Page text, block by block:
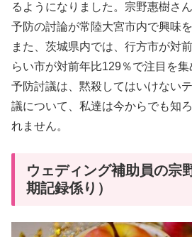
るようになりました。宗野惠樹さ
予防の討論が常陸大宮市内で興味
また、茨城県内では、行方市が対
らい市が対前年比129％で注目を
予防討議は、黙殺してはいけない
議について、私達は今からでも知
れません。
ウェディング補助員の宗
期記録係り）